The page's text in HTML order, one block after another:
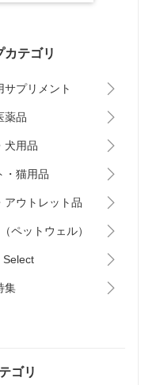
カテゴリ
サプリメント
薬品
犬用品
・猫用品
アウトレット品
ペットウェル）
Select
集
ゴリ